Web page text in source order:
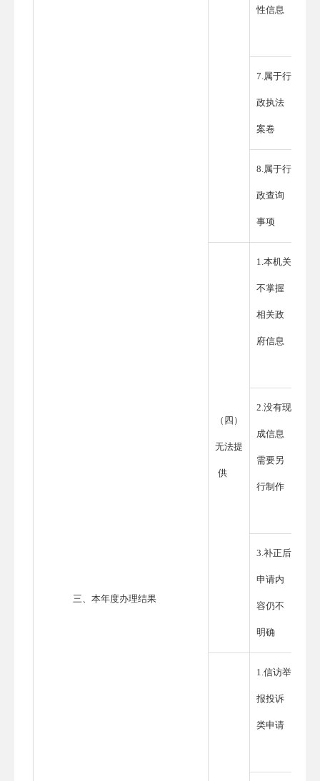
三、本年度办理结果
性信息
7.属于行
政执法
案卷
8.属于行
政查询
事项
（四）
无法提
供
1.本机关
不掌握
相关政
府信息
2.没有现
成信息
需要另
行制作
3.补正后
申请内
容仍不
明确
1.信访举
报投诉
类申请